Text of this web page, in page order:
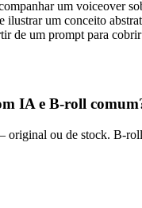
um voiceover
ilustrar um conceito
de um prompt para
IA e B-roll
ou de stock. B-